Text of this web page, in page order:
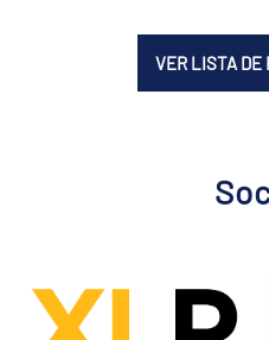
VER LISTA DE